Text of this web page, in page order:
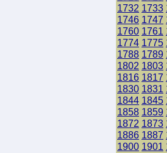
1732 1733
1746 1747
1760 1761
1774 1775
1788 1789
1802 1803
1816 1817
1830 1831
1844 1845
1858 1859
1872 1873
1886 1887
1900 1901